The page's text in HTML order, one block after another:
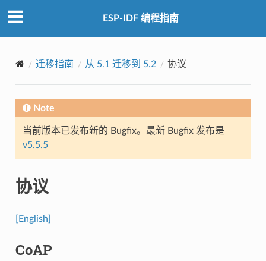
ESP-IDF 编程指南
迁移指南 从 5.1 迁移到 5.2 协议
Note
当前版本已发布新的 Bugfix。最新 Bugfix 发布是
v5.5.5
协议
[English]
CoAP